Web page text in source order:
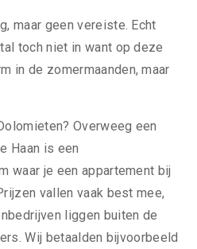
maar geen vereiste. Echt
toch niet in want op deze
in de zomermaanden, maar
Overweeg een
Haan is een
waar je een appartement bij
vallen vaak best mee,
liggen buiten de
Wij betaalden bijvoorbeeld